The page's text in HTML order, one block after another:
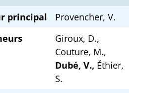
principal
Provencher, V.
Giroux, D.,
Couture, M.,
Dubé, V., Éthier,
S.